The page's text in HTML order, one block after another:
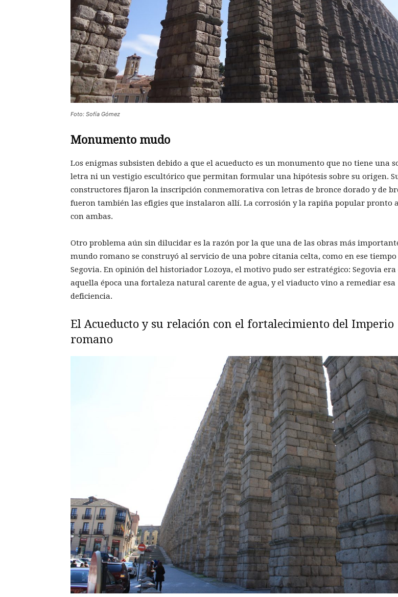
Foto: Sofía Gómez
Monumento mudo
Los enigmas subsisten debido a que el acueducto es un monumento que no tiene una
letra ni un vestigio escultórico que permitan formular una hipótesis sobre su origen.
constructores fijaron la inscripción conmemorativa con letras de bronce dorado y de
fueron también las efigies que instalaron allí. La corrosión y la rapiña popular pronto
con ambas.
Otro problema aún sin dilucidar es la razón por la que una de las obras más
mundo romano se construyó al servicio de una pobre citania celta, como en ese tiempo
Segovia. En opinión del historiador Lozoya, el motivo pudo ser estratégico: Segovia era
aquella época una fortaleza natural carente de agua, y el viaducto vino a remediar esa
deficiencia.
El Acueducto y su relación con el fortalecimiento del Imperio
romano